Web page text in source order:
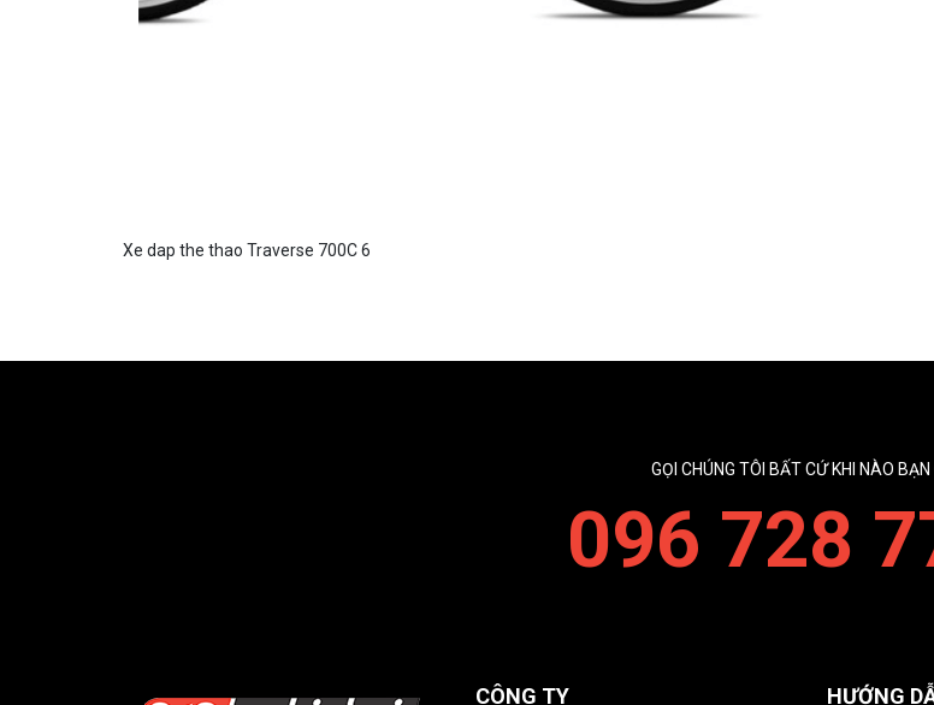
Xe dap the thao Traverse 700C 6
GỌI CHÚNG TÔI BẤT CỨ KHI NÀO BẠN
096 728
CÔNG TY HƯỚNG